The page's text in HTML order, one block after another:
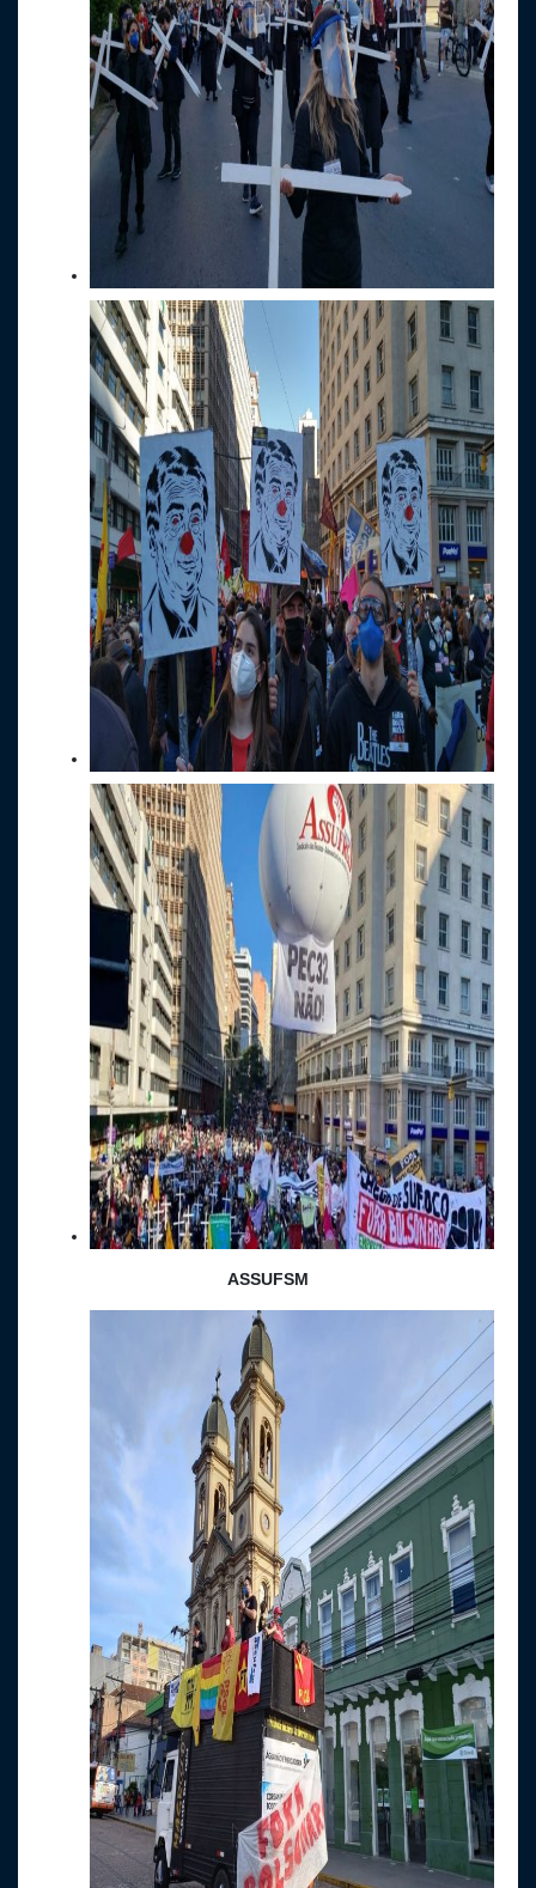
ASSUFSM